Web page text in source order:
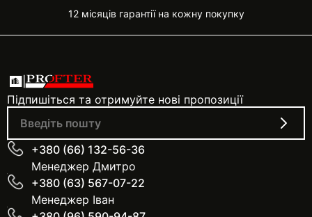
12 місяців гарантії на кожну покупку
Підпишіться та отримуйте нові пропозиції
+380 (66) 132-56-36
Менеджер Дмитро
+380 (63) 567-07-22
Менеджер Іван